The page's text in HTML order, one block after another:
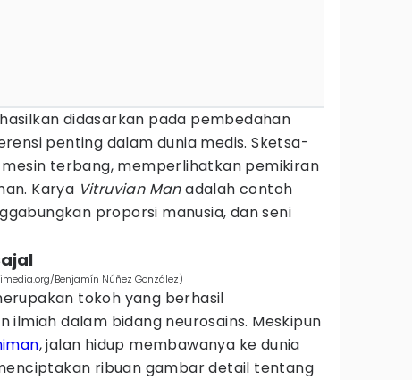
didasarkan pada pembedahan
penting dalam dunia medis. Sketsa-
terbang, memperlihatkan pemikiran
Karya Vitruvian Manadalah contoh
proporsi manusia, dan seni
Benjamín Núñez González)
tokoh yang berhasil
ilmiah dalam bidang neurosains. Meskipun
, jalan hidup membawanya ke dunia
ribuan gambar detail tentang